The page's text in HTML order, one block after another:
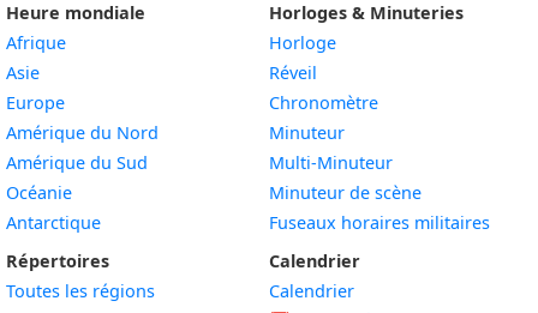
Heure mondiale
Afrique
Asie
Europe
Amérique du Nord
Amérique du Sud
Océanie
Antarctique
Répertoires
Toutes les régions
Horloges & Minuteries
Horloge
Réveil
Chronomètre
Minuteur
Multi-Minuteur
Minuteur de scène
Fuseaux horaires militaires
Calendrier
Calendrier